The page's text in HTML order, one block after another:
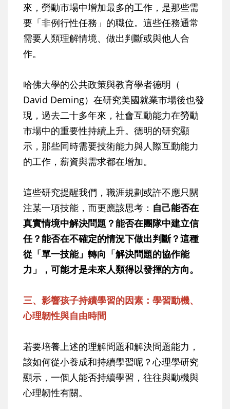
來，勞動市場中增加最多的工作，是那些需
要「非例行性任務」的職位。這些任務通常
需要人類理解情境、做出判斷或與他人合
作。
哈佛大學的公共政策與教育學者德明（
David Deming）在研究美國就業市場後也發
現，過去二十多年來，社會互動能力在勞動
市場中的重要性持續上升。德明的研究顯
示，那些同時需要技術能力與人際互動能力
的工作，薪資與需求都在增加。
這些研究提醒我們，職涯規劃或許不應只關
注某一項技能，而更應該思考： 自己能否在
真實情境中解決問題？能否在團隊中建立信
任？能否在不確定的情況下做出判斷？這種
從「單一技能」轉向「解決問題的協作能
力」，可能才是未來人類得以發揮的方向。
三、影響孩子持續學習的因素：學習動機、
心理韌性與自由時間
若要培養上述的理解問題和解決問題能力，
該如何從小養成和持續學習呢？心理學研究
顯示，一個人能否持續學習，往往與動機與
心理韌性有關。